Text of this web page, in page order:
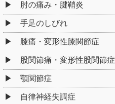
肘の痛み・腱鞘炎
手足のしびれ
膝痛・変形性膝関節症
股関節痛・変形性股関節症
顎関節症
自律神経失調症